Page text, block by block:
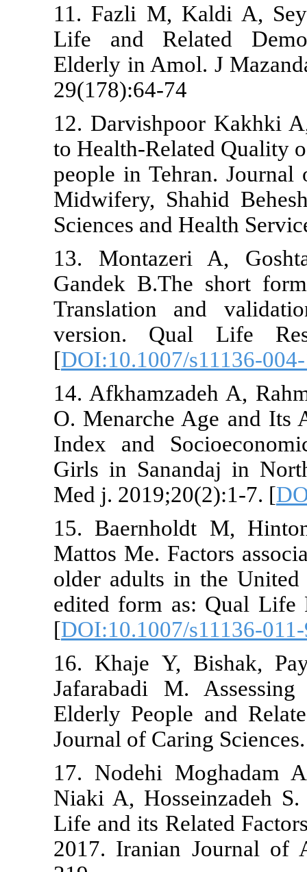
11. Fazli M,
Life and
Elderly in
29(178):64-
12.
to Health-
people in
Midwifery,
Sciences
13.
Gandek
Translation
version.
[
14.
O.
Index and
Girls in
Med j.
15.
Mattos Me.
older adults
edited form
[
16. Khaje
Jafarabadi
Elderly
Journal of
17. Nodehi
Niaki A,
Life and its
2017.